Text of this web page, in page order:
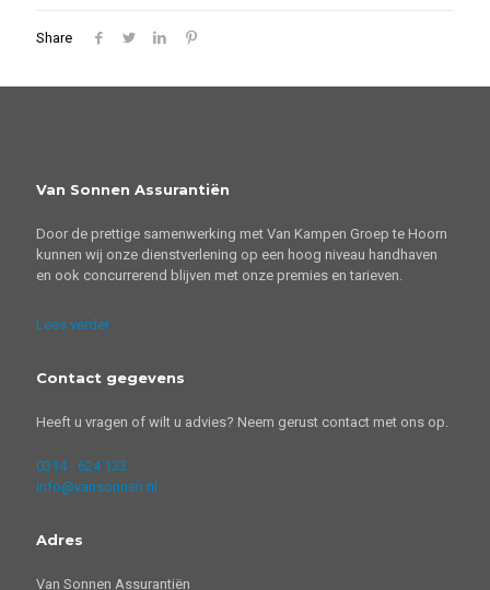
Share
Van Sonnen Assurantiën
Door de prettige samenwerking met Van Kampen Groep te Hoorn
kunnen wij onze dienstverlening op een hoog niveau handhaven
en ook concurrerend blijven met onze premies en tarieven.
Lees verder
Contact gegevens
Heeft u vragen of wilt u advies? Neem gerust contact met ons op.
0314 - 624 133
info@vansonnen.nl
Adres
Van Sonnen Assurantiën